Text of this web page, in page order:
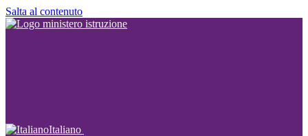
Salta al contenuto
Italiano